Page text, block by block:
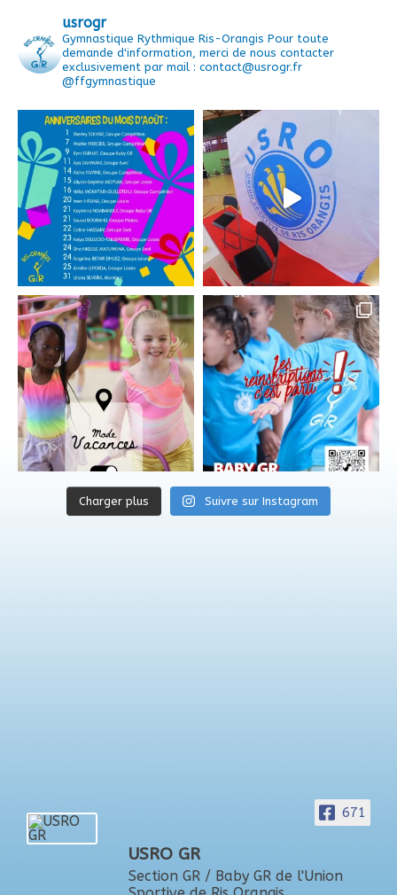
usrogr
Gymnastique Rythmique Ris-Orangis Pour toute
demande d'information, merci de nous contacter
exclusivement par mail : contact@usrogr.fr
@ffgymnastique
Charger plus Suivre sur Instagram
671
USRO GR
Section GR / Baby GR de l'Union